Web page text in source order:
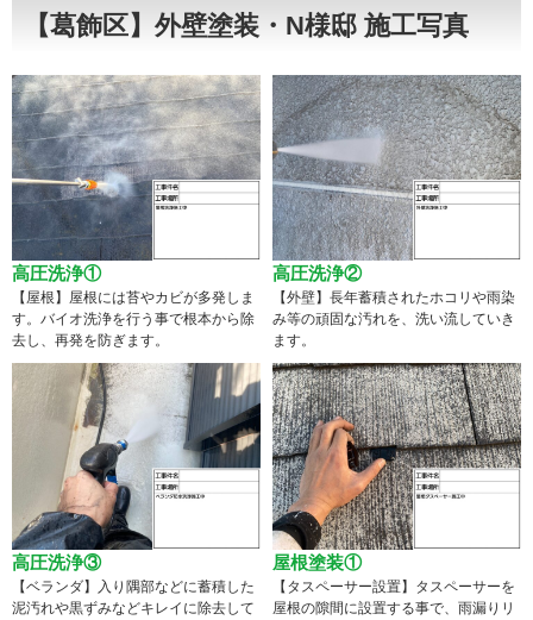
【葛飾区】外壁塗装・N様邸 施工写真
高圧洗浄①
【屋根】屋根には苔やカビが多発しま
す。バイオ洗浄を行う事で根本から除
去し、再発を防ぎます。
高圧洗浄②
【外壁】長年蓄積されたホコリや雨染
み等の頑固な汚れを、洗い流していき
ます。
高圧洗浄③
【ベランダ】入り隅部などに蓄積した
泥汚れや黒ずみなどキレイに除去して
屋根塗装①
【タスペーサー設置】タスペーサーを
屋根の隙間に設置する事で、雨漏りリ